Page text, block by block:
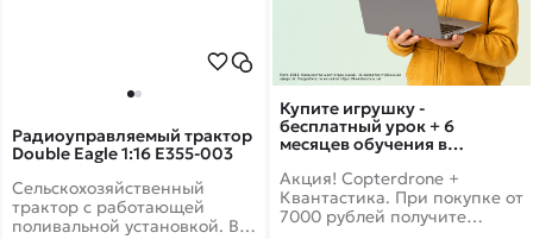
Купите игрушку -
бесплатный урок + 6
месяцев обучения в
Акция! Copterdrone +
Квантастика. При покупке от
7000 рублей получите
Радиоуправляемый трактор
Double Eagle 1:16 E355-003
Сельскохозяйственный
трактор с работающей
поливальной установкой. В